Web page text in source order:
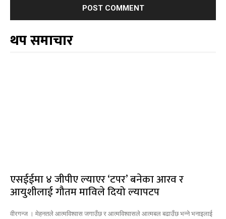
थप समाचार
एसईईमा ४ जीपीए ल्याएर ‘टपर’ बनेका आरव र
आयुशीलाई गौतम माविले दियो ल्यापटप
वीरगन्ज । मेहनतले आत्मविश्वास जगाउँछ र आत्मविश्वासले आत्मबल बढाउँछ भन्ने भनाइलाई